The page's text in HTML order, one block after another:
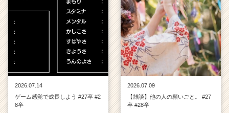
2026.07.14
ゲーム感覚で成長しよう #27卒 #2
8卒
2026.07.09
【雑談】他の人の願いごと。 #27
卒 #28卒